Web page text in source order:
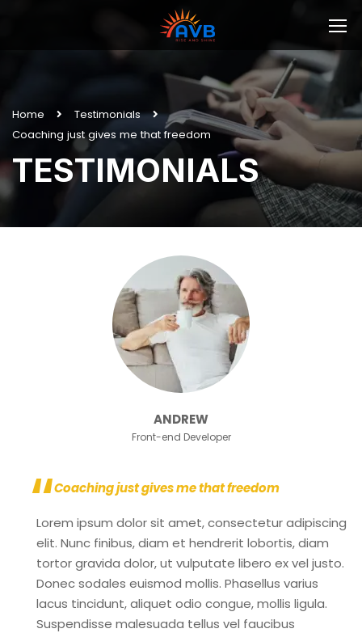
Home
Testimonials
Coaching just gives me that freedom
TESTIMONIALS
ANDREW
Front-end Developer
Coaching just gives me that freedom
Lorem ipsum dolor sit amet, consectetur adipiscing
elit. Nunc finibus, diam et hendrerit lobortis, diam
tortor gravida dolor, ut vulputate libero ex vel justo.
Donec sodales euismod mollis. Phasellus varius
lacus tincidunt, aliquet odio congue, mollis ligula.
Suspendisse malesuada tellus vel faucibus